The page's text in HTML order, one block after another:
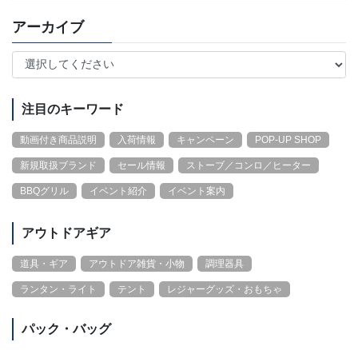
アーカイブ
注目のキーワード
動画付き商品説明 入荷情報 キャンペーン POP-UP SHOP
新規取扱ブランド セール情報 ストーブ／コンロ／ヒーター
BBQグリル イベント紹介 イベント案内
アウトドアギア
道具・ギア アウトドア雑貨・小物 調理器具
ランタン・ライト テント レジャーグッズ・おもちゃ
パック・バッグ